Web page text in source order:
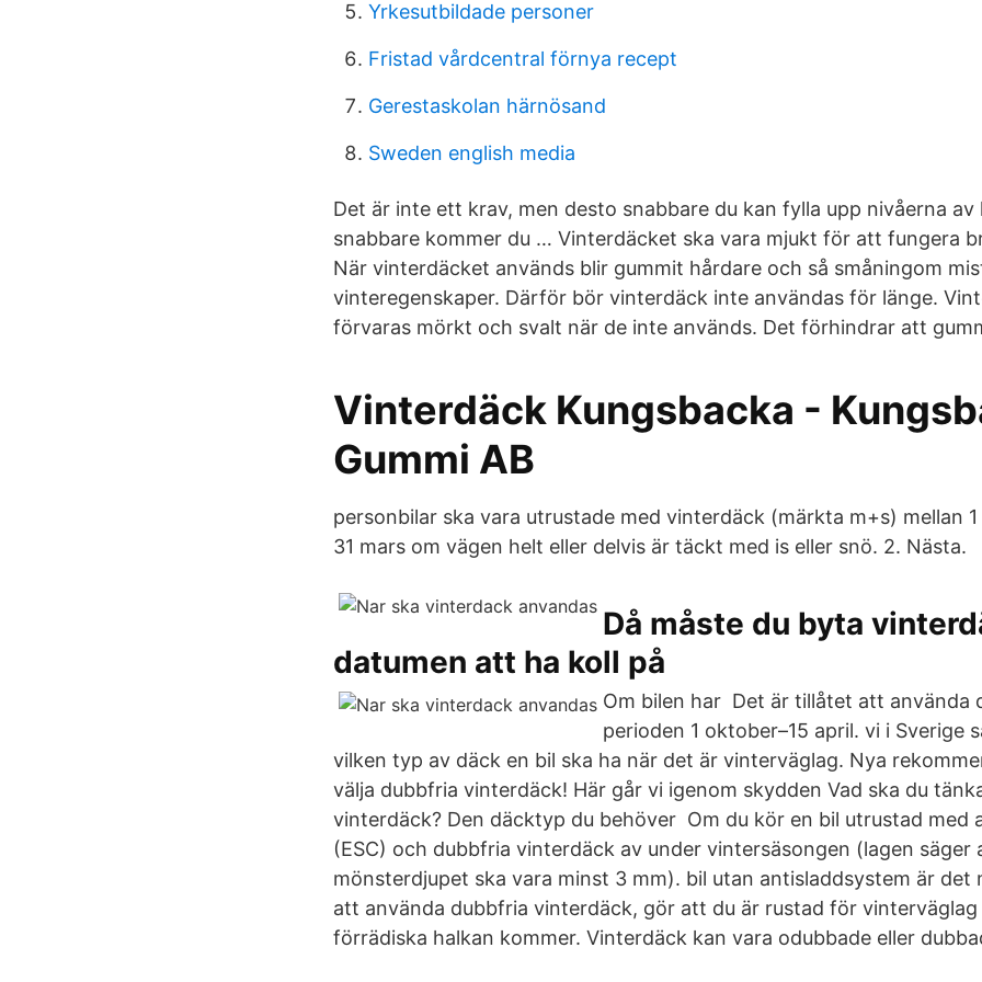
Yrkesutbildade personer
Fristad vårdcentral förnya recept
Gerestaskolan härnösand
Sweden english media
Det är inte ett krav, men desto snabbare du kan fylla upp nivåerna
snabbare kommer du … Vinterdäcket ska vara mjukt för att fungera
När vinterdäcket används blir gummit hårdare och så småningom
vinteregenskaper. Därför bör vinterdäck inte användas för länge.
förvaras mörkt och svalt när de inte används. Det förhindrar att
Vinterdäck Kungsbacka -
Gummi AB
personbilar ska vara utrustade med vinterdäck (märkta m+s) mellan
31 mars om vägen helt eller delvis är täckt med is eller snö. 2. Nästa.
Då måste du byta
datumen att ha koll på
Om bilen har Det är tillåtet att använda
perioden 1 oktober–15 april. vi i Sverige
vilken typ av däck en bil ska ha när det är vinterväglag. Nya
välja dubbfria vinterdäck! Här går vi igenom skydden Vad ska du
vinterdäck? Den däcktyp du behöver Om du kör en bil utrustad med
(ESC) och dubbfria vinterdäck av under vintersäsongen (lagen säger
mönsterdjupet ska vara minst 3 mm). bil utan antisladdsystem är det
att använda dubbfria vinterdäck, gör att du är rustad för
förrädiska halkan kommer. Vinterdäck kan vara odubbade eller